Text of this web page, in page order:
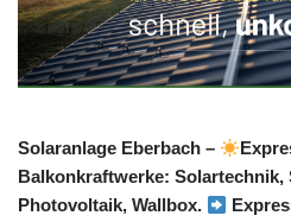
Solaranlage Eberbach –
Balkonkraftwerke: Solartechnik,
Photovoltaik, Wallbox.